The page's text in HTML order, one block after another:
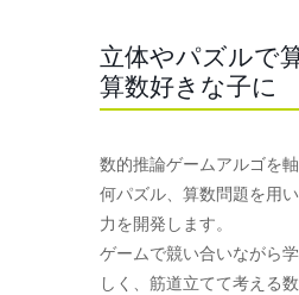
立体やパズルで
算数好きな子に
数的推論ゲームアルゴを
何パズル、算数問題を用
力を開発します。
ゲームで競い合いながら
しく、筋道立てて考える